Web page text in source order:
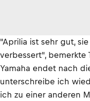
"Aprilia ist sehr gut,
verbessert", bemerkte
Yamaha endet nach
unterschreibe ich
ich zu einer anderen